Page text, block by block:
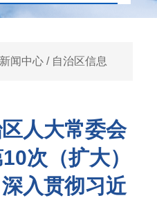
新闻中心 / 自治区信息
人大常委会
次（扩大）
入贯彻习近